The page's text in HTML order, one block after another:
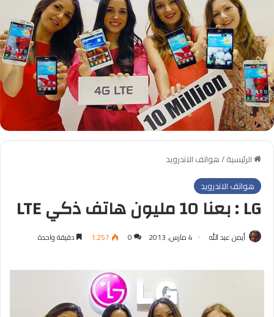
الرئيسية/هواتف الاندرويد
هواتف الاندرويد
LG : بعنا 10 مليون هاتف ذكي LTE
أيمن عبد الله 4 مارس, 2013 0 1٬257 دقيقة واحدة